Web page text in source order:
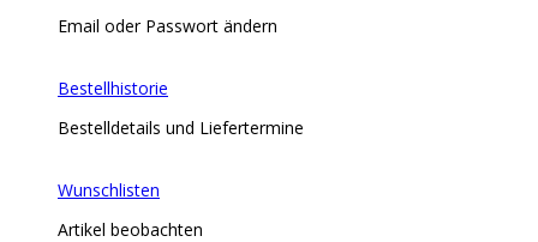
Email oder Passwort ändern
Bestellhistorie
Bestelldetails und Liefertermine
Wunschlisten
Artikel beobachten